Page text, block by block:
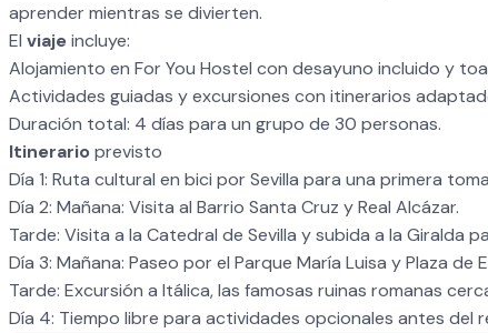
aprender mientras se divierten.
El viajeincluye:
Alojamiento en For You Hostel con desayuno incluido y
Actividades guiadas y excursiones con itinerarios
Duración total: 4 días para un grupo de 30 personas.
Itinerario previsto
Día 1: Ruta cultural en bici por Sevilla para una primera
Día 2: Mañana: Visita al Barrio Santa Cruz y Real Alcázar.
Tarde: Visita a la Catedral de Sevilla y subida a la Giralda
Día 3: Mañana: Paseo por el Parque María Luisa y Plaza de
Tarde: Excursión a Itálica, las famosas ruinas romanas
Día 4: Tiempo libre para actividades opcionales antes del